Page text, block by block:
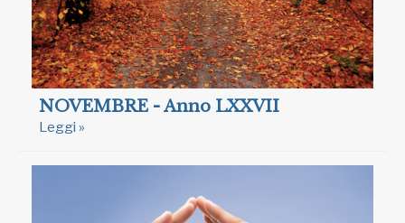
NOVEMBRE - Anno LXXVII
Leggi »